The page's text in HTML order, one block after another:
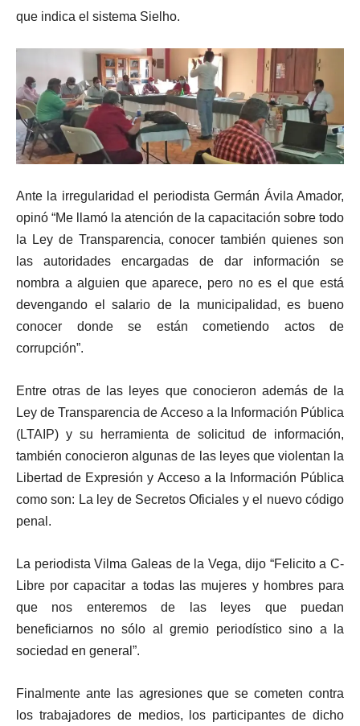
que indica el sistema Sielho.
Ante la irregularidad el periodista Germán Ávila Amador,
opinó “Me llamó la atención de la capacitación sobre todo
la Ley de Transparencia, conocer también quienes son
las autoridades encargadas de dar información se
nombra a alguien que aparece, pero no es el que está
devengando el salario de la municipalidad, es bueno
conocer donde se están cometiendo actos de
corrupción”.
Entre otras de las leyes que conocieron además de la
Ley de Transparencia de Acceso a la Información Pública
(LTAIP) y su herramienta de solicitud de información,
también conocieron algunas de las leyes que violentan la
Libertad de Expresión y Acceso a la Información Pública
como son: La ley de Secretos Oficiales y el nuevo código
penal.
La periodista Vilma Galeas de la Vega, dijo “Felicito a C-
Libre por capacitar a todas las mujeres y hombres para
que nos enteremos de las leyes que puedan
beneficiarnos no sólo al gremio periodístico sino a la
sociedad en general”.
Finalmente ante las agresiones que se cometen contra
los trabajadores de medios, los participantes de dicho